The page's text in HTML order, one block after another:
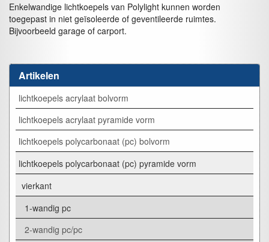
Artikelen
lichtkoepels acrylaat bolvorm
lichtkoepels acrylaat pyramide vorm
lichtkoepels polycarbonaat (pc) bolvorm
lichtkoepels polycarbonaat (pc) pyramide vorm
vierkant
1-wandig pc
2-wandig pc/pc
Enkelwandige lichtkoepels van Polylight kunnen worden
toegepast in niet geïsoleerde of geventileerde ruimtes.
Bijvoorbeeld garage of carport.